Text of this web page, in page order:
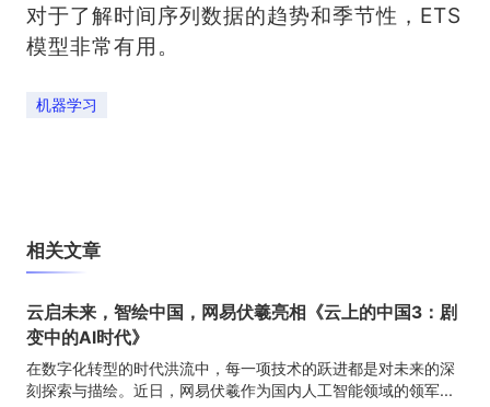
对于了解时间序列数据的趋势和季节性，ETS
模型非常有用。
机器学习
相关文章
云启未来，智绘中国，网易伏羲亮相《云上的中国3：剧
变中的AI时代》
在数字化转型的时代洪流中，每一项技术的跃进都是对未来的深
刻探索与描绘。近日，网易伏羲作为国内人工智能领域的领军...